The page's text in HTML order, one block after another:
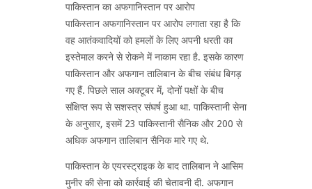
पाकिस्तान का अफगानिस्तान पर आरोप
पाकिस्तान अफगानिस्तान पर आरोप लगाता रहा है कि
वह आतंकवादियों को हमलों के लिए अपनी धरती का
इस्तेमाल करने से रोकने में नाकाम रहा है. इसके कारण
पाकिस्तान और अफगान तालिबान के बीच संबंध बिगड़
गए हैं. पिछले साल अक्टूबर में, दोनों पक्षों के बीच
संक्षिप्त रूप से सशस्त्र संघर्ष हुआ था. पाकिस्तानी सेना
के अनुसार, इसमें 23 पाकिस्तानी सैनिक और 200 से
अधिक अफगान तालिबान सैनिक मारे गए थे.
पाकिस्तान के एयरस्ट्राइक के बाद तालिबान ने आसिम
मुनीर की सेना को कार्रवाई की चेतावनी दी. अफगान